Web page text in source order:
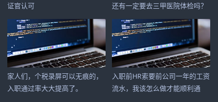
证官认可
还有一定要去三甲医院体检吗？
家人们，个税录屏可以无痕的，
入职通过率大大提高了。
入职前HR索要前公司一年的工资
流水，我该怎么做才能顺利通